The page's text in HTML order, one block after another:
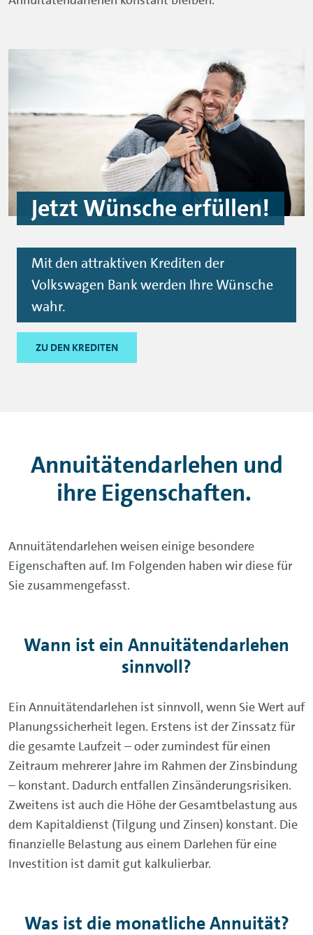
Jetzt Wünsche erfüllen!
Mit den attraktiven Krediten der
Volkswagen Bank werden Ihre Wünsche
wahr.
ZU DEN KREDITEN
Annuitätendarlehen und
ihre Eigenschaften.
Annuitätendarlehen weisen einige besondere
Eigenschaften auf. Im Folgenden haben wir diese für
Sie zusammengefasst.
Wann ist ein Annuitätendarlehen
sinnvoll?
Ein Annuitätendarlehen ist sinnvoll, wenn Sie Wert auf
Planungssicherheit legen. Erstens ist der Zinssatz für
die gesamte Laufzeit – oder zumindest für einen
Zeitraum mehrerer Jahre im Rahmen der Zinsbindung
– konstant. Dadurch entfallen Zinsänderungsrisiken.
Zweitens ist auch die Höhe der Gesamtbelastung aus
dem Kapitaldienst (Tilgung und Zinsen) konstant. Die
finanzielle Belastung aus einem Darlehen für eine
Investition ist damit gut kalkulierbar.
Was ist die monatliche Annuität?